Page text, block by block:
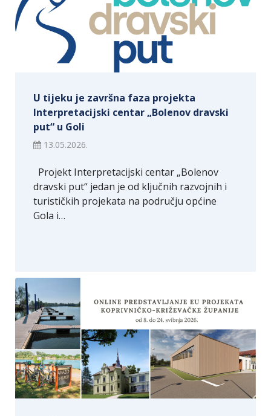
U tijeku je završna faza projekta
Interpretacijski centar „Bolenov dravski
put“ u Goli
13.05.2026.
Projekt Interpretacijski centar „Bolenov
dravski put“ jedan je od ključnih razvojnih i
turističkih projekata na području općine
Gola i…